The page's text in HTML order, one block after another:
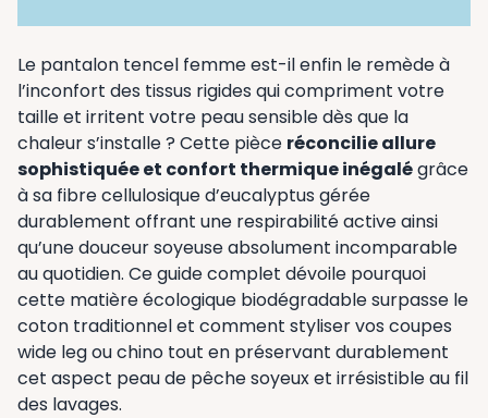
Le pantalon tencel femme est-il enfin le remède à
l’inconfort des tissus rigides qui compriment votre
taille et irritent votre peau sensible dès que la
chaleur s’installe ? Cette pièce réconcilie allure
sophistiquée et confort thermique inégalégrâce
à sa fibre cellulosique d’eucalyptus gérée
durablement offrant une respirabilité active ainsi
qu’une douceur soyeuse absolument incomparable
au quotidien. Ce guide complet dévoile pourquoi
cette matière écologique biodégradable surpasse le
coton traditionnel et comment styliser vos coupes
wide leg ou chino tout en préservant durablement
cet aspect peau de pêche soyeux et irrésistible au fil
des lavages.